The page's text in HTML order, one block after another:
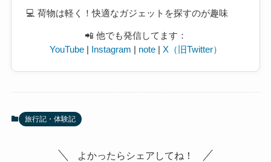
💻 荷物は軽く！快適なガジェットを探すのが趣味
📲 他でも発信してます：
YouTube| Instagram note| X（旧Twitter）
旅行記・体験記
よかったらシェアしてね！